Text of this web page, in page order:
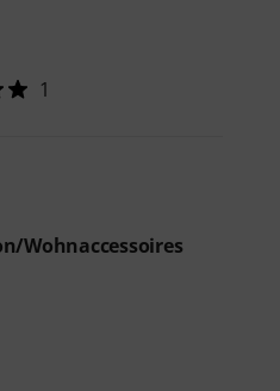
1
Wohnaccessoires